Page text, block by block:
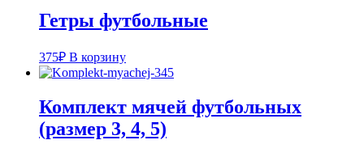
Гетры футбольные
375₽ В корзину
Комплект мячей футбольных
(размер 3, 4, 5)